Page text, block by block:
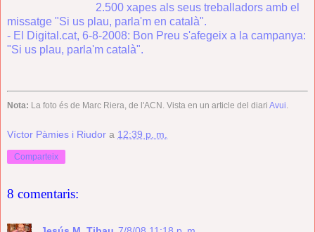
2.500 xapes als seus treballadors amb el
missatge "Si us plau, parla'm en català".
- El Digital.cat, 6-8-2008: Bon Preu s'afegeix a la campanya:
"Si us plau, parla'm català".
Nota: La foto és de Marc Riera, de l'ACN. Vista en un article del diari Avui
Víctor Pàmies i Riudor a 12:39 p. m.
Comparteix
8 comentaris: